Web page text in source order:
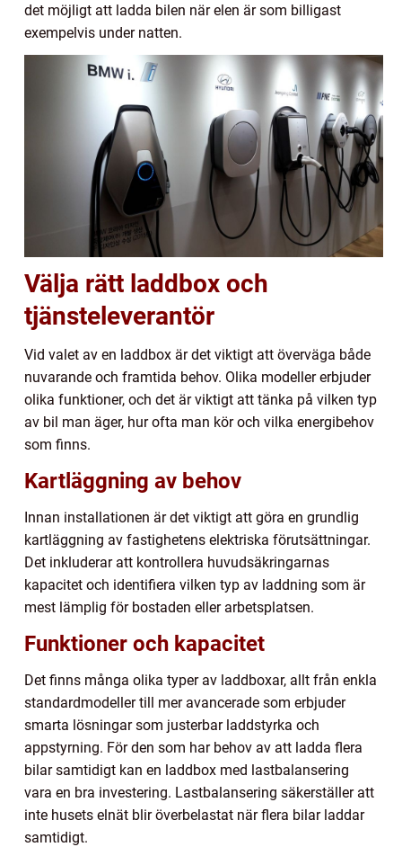
det möjligt att ladda bilen när elen är som billigast
exempelvis under natten.
Välja rätt laddbox och
tjänsteleverantör
Vid valet av en laddbox är det viktigt att överväga både
nuvarande och framtida behov. Olika modeller erbjuder
olika funktioner, och det är viktigt att tänka på vilken typ
av bil man äger, hur ofta man kör och vilka energibehov
som finns.
Kartläggning av behov
Innan installationen är det viktigt att göra en grundlig
kartläggning av fastighetens elektriska förutsättningar.
Det inkluderar att kontrollera huvudsäkringarnas
kapacitet och identifiera vilken typ av laddning som är
mest lämplig för bostaden eller arbetsplatsen.
Funktioner och kapacitet
Det finns många olika typer av laddboxar, allt från enkla
standardmodeller till mer avancerade som erbjuder
smarta lösningar som justerbar laddstyrka och
appstyrning. För den som har behov av att ladda flera
bilar samtidigt kan en laddbox med lastbalansering
vara en bra investering. Lastbalansering säkerställer att
inte husets elnät blir överbelastat när flera bilar laddar
samtidigt.